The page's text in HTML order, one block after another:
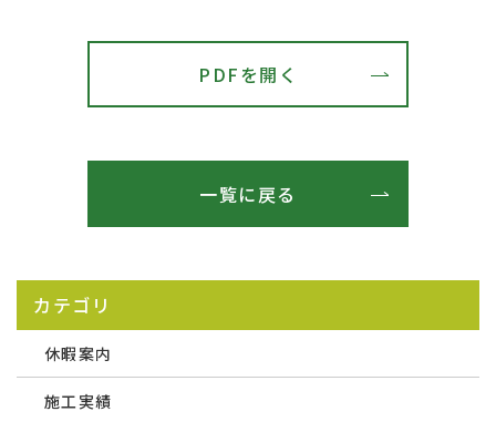
PDFを開く
一覧に戻る
カテゴリ
休暇案内
施工実績